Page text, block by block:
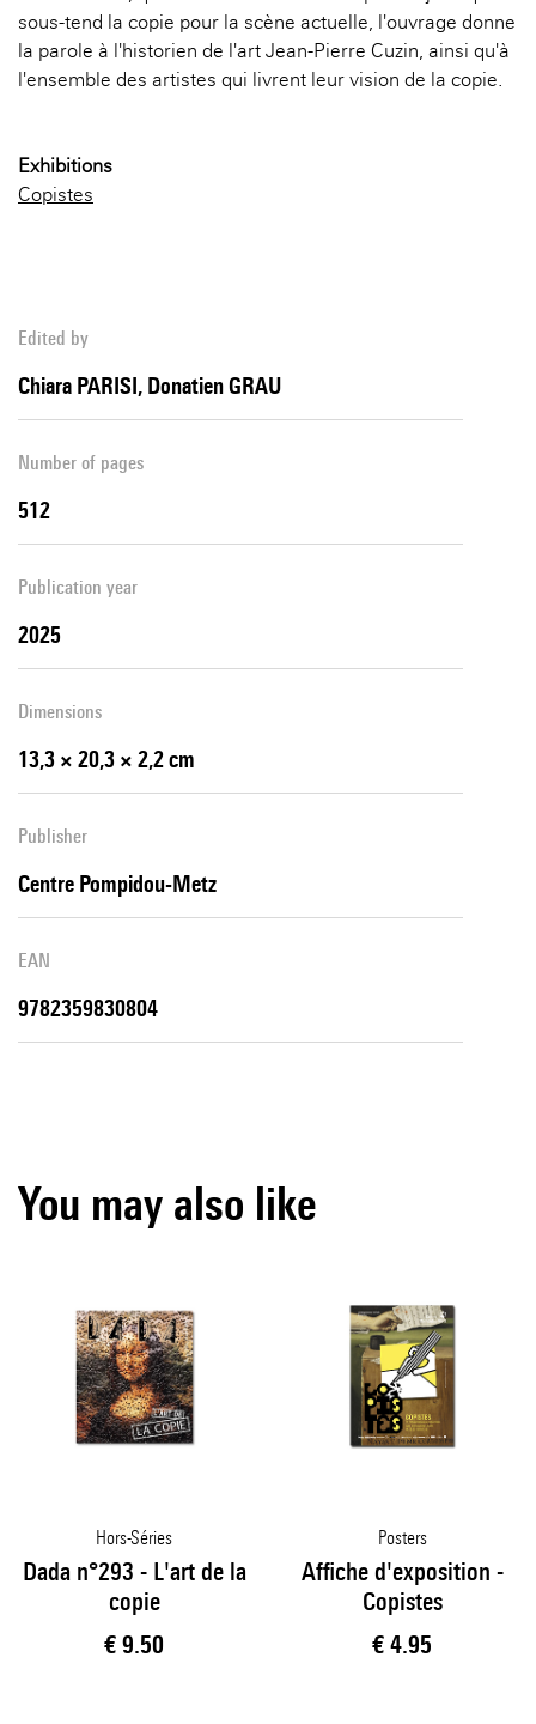
sous-tend la copie pour la scène actuelle, l'ouvrage donne
la parole à l'historien de l'art Jean-Pierre Cuzin, ainsi qu'à
l'ensemble des artistes qui livrent leur vision de la copie.
Exhibitions
Copistes
Edited by
Chiara PARISI, Donatien GRAU
Number of pages
512
Publication year
2025
Dimensions
13,3 × 20,3 × 2,2 cm
Publisher
Centre Pompidou-Metz
EAN
9782359830804
You may also like
Hors-Séries
Dada n°293 - L'art de la
copie
Current price
€ 9.50
Posters
Affiche d'exposition -
Copistes
Current price
€ 4.95